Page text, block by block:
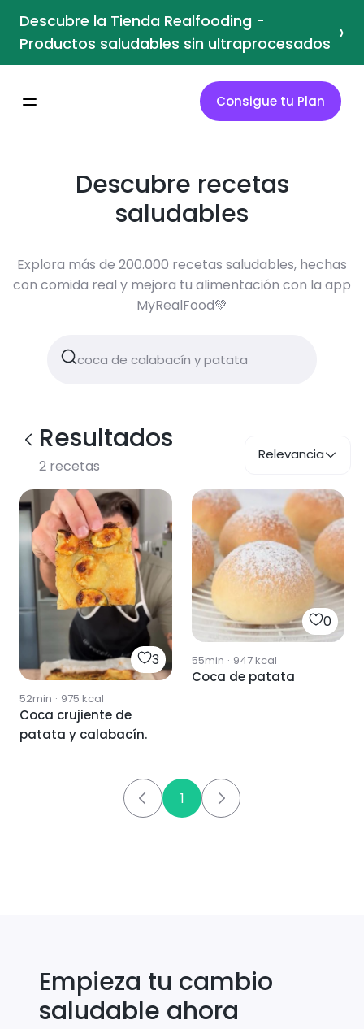
Descubre la Tienda Realfooding -
Productos saludables sin ultraprocesados ›
Consigue tu Plan
Descubre recetas
saludables
Explora más de 200.000 recetas saludables, hechas
con comida real y mejora tu alimentación con la app
MyRealFood💚
Resultados
2 recetas
Relevancia
3
52min · 975 kcal
Coca crujiente de
patata y calabacín.
0
55min · 947kcal
Coca de patata
1
Empieza tu cambio
saludable ahora